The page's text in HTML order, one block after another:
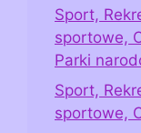
Sport,
sportowe,
Parki
Sport,
sportowe,